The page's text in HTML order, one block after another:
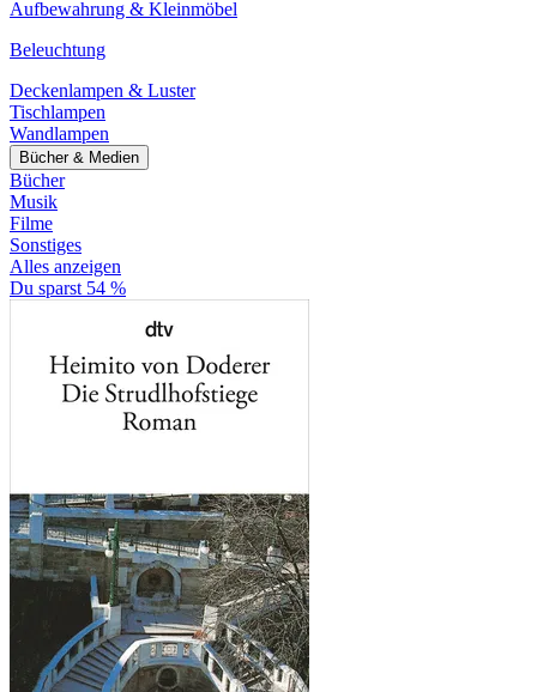
Aufbewahrung & Kleinmöbel
Beleuchtung
Deckenlampen & Luster
Tischlampen
Wandlampen
Bücher & Medien
Bücher
Musik
Filme
Sonstiges
Alles anzeigen
Du sparst 54 %